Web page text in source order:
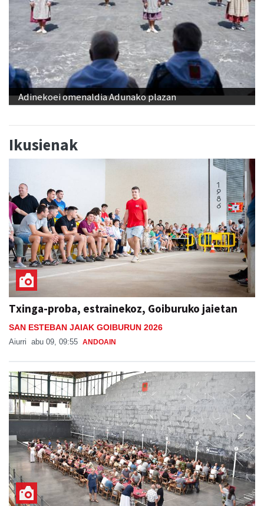
Adinekoei omenaldia Adunako plazan
Ikusienak
Txinga-proba, estrainekoz, Goiburuko jaietan
SAN ESTEBAN JAIAK GOIBURUN 2026
Aiurri abu 09, 09:55 ANDOAIN